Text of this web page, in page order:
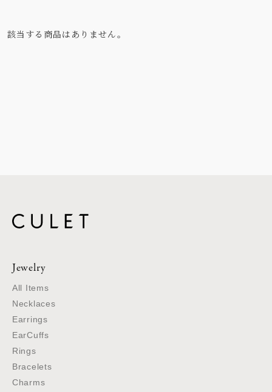
該当する商品はありません。
Jewelry
All Items
Necklaces
Earrings
EarCuffs
Rings
Bracelets
Charms